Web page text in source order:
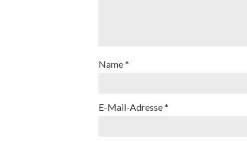
Name*
E-Mail-Adresse*